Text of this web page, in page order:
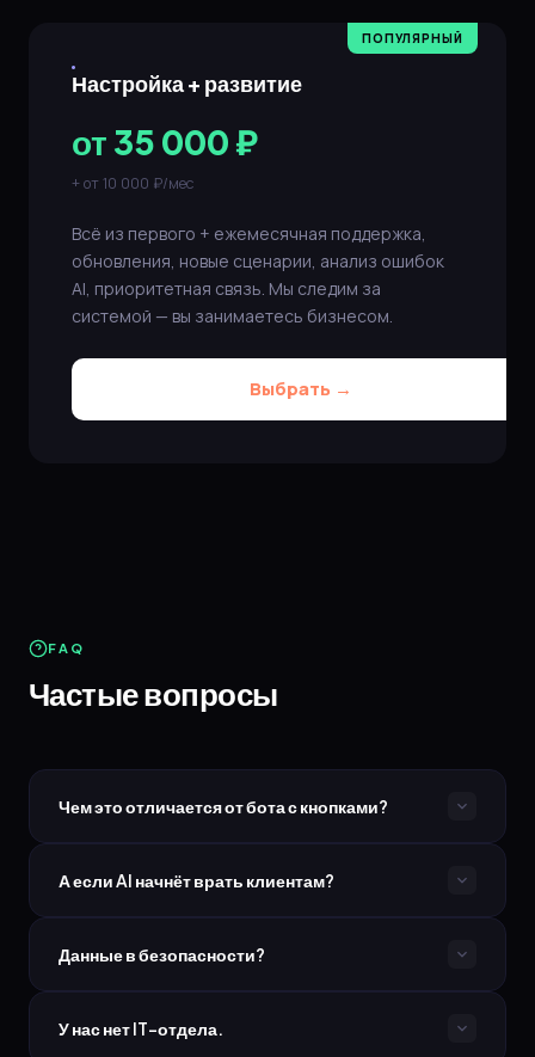
Настройка + развитие
от 35 000 ₽
+ от 10 000 ₽/мес
Всё из первого + ежемесячная поддержка,
обновления, новые сценарии, анализ ошибок
AI, приоритетная связь. Мы следим за
системой — вы занимаетесь бизнесом.
Выбрать →
FAQ
Частые вопросы
Чем это отличается от бота с кнопками?
А если AI начнёт врать клиентам?
Данные в безопасности?
У нас нет IT-отдела.